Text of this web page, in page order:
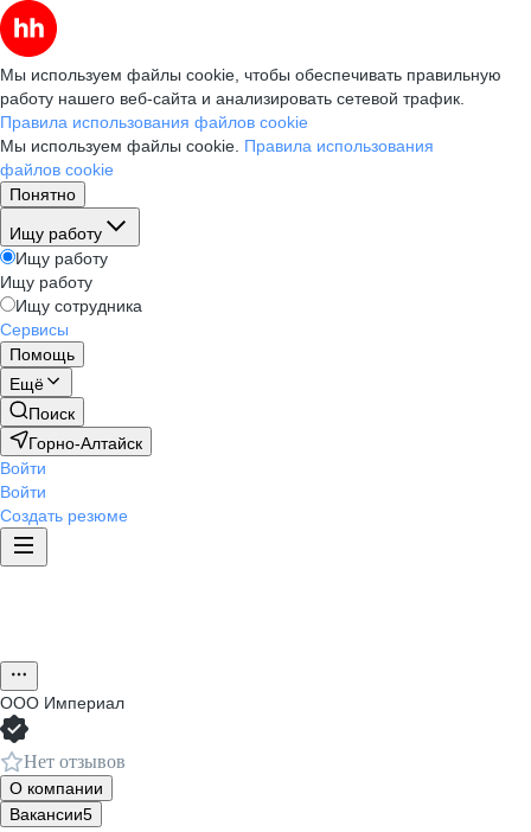
Мы используем файлы cookie, чтобы обеспечивать правильную
работу нашего веб-сайта и анализировать сетевой трафик.
Правила использования файлов cookie
Мы используем файлы cookie. Правила использования
файлов cookie
Понятно
Ищу работу
Ищу работу
Ищу работу
Ищу сотрудника
Сервисы
Помощь
Ещё
Поиск
Горно-Алтайск
Войти
Войти
Создать резюме
ООО Империал
Нет отзывов
О компании
Вакансии5